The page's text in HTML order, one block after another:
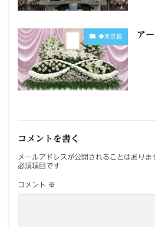
◆東京都 ア
コメントを書く
メールアドレスが公開されることはありま
必須項目です
コメント ※